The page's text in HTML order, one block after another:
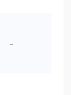
–